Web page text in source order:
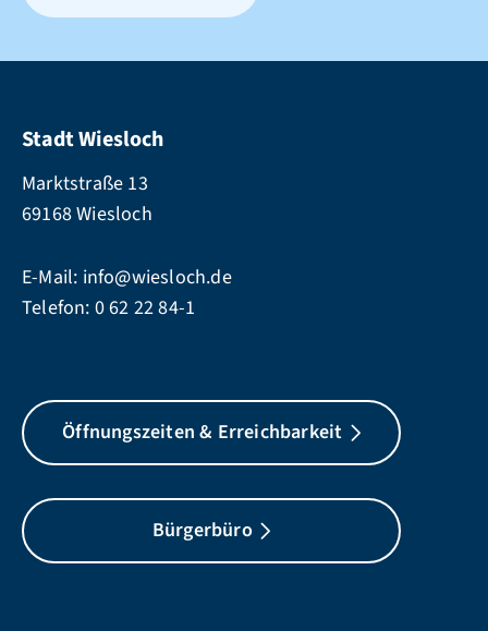
Stadt Wiesloch
Marktstraße 13
69168 Wiesloch
E-Mail: info@wiesloch.de
Telefon: 0 62 22 84-1
Öffnungszeiten & Erreichbarkeit
Bürgerbüro